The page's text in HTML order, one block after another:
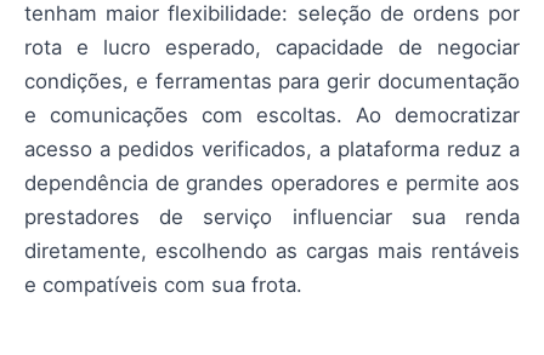
tenham maior flexibilidade: seleção de ordens por
rota e lucro esperado, capacidade de negociar
condições, e ferramentas para gerir documentação
e comunicações com escoltas. Ao democratizar
acesso a pedidos verificados, a plataforma reduz a
dependência de grandes operadores e permite aos
prestadores de serviço influenciar sua renda
diretamente, escolhendo as cargas mais rentáveis
e compatíveis com sua frota.